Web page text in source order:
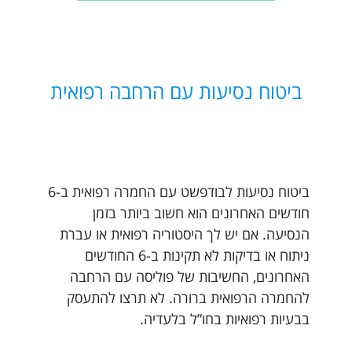
ביטוח נסיעות עם הרחבה רפואית
ביטוח נסיעות לבודפשט עם החמרה רפואית ב-6
חודשים האחרונים הוא חשוב ביותר בזמן
הנסיעה. אם יש לך היסטוריה רפואית או עברת
ניתוח או בדיקות לא תקינות ב-6 החודשים
האחרונים, החשיבות של פוליסה עם הרחבה
להחמרה הרפואית ברורה. לא תרצו להתעסק
בבעיות רפואיות בחו”ל בלעדיה.